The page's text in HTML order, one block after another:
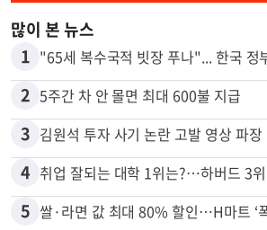
많이 본 뉴스
1
2 5주간 차 안 몰면 최대 600불 지급
3 김원석 투자 사기 논란 고발 영상 파장
4 취업 잘되는 대학 1위는?…하버드 3위